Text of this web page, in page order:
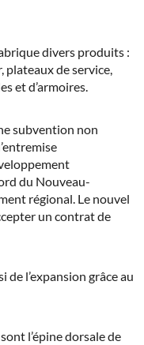
divers produits :
plateaux de service,
et d’armoires.
subvention non
du Nouveau-
régional. Le nouvel
un contrat de
l’expansion grâce au
l’épine dorsale de